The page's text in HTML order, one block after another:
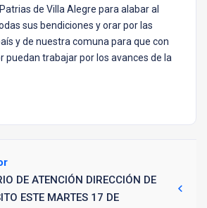
de Villa Alegre para alabar al
sus bendiciones y orar por las
y de nuestra comuna para que con
puedan trabajar por los avances de la
DE ATENCIÓN DIRECCIÓN DE
ESTE MARTES 17 DE